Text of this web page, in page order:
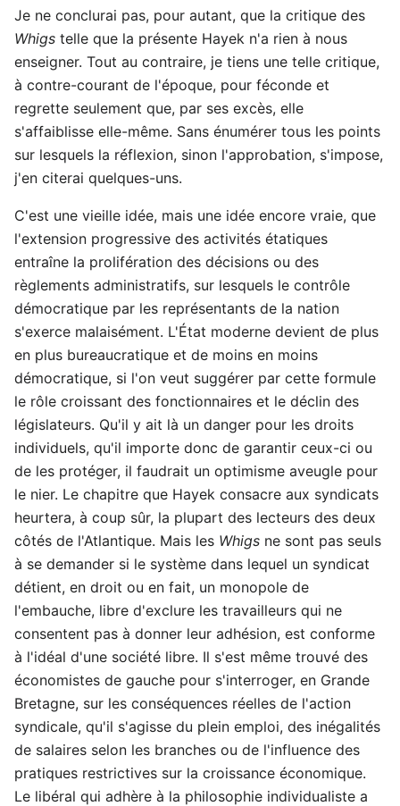
Je ne conclurai pas, pour autant, que la critique des
Whigs telle que la présente Hayek n'a rien à nous
enseigner. Tout au contraire, je tiens une telle critique,
à contre-courant de l'époque, pour féconde et
regrette seulement que, par ses excès, elle
s'affaiblisse elle-même. Sans énumérer tous les points
sur lesquels la réflexion, sinon l'approbation, s'impose,
j'en citerai quelques-uns.
C'est une vieille idée, mais une idée encore vraie, que
l'extension progressive des activités étatiques
entraîne la prolifération des décisions ou des
règlements administratifs, sur lesquels le contrôle
démocratique par les représentants de la nation
s'exerce malaisément. L'État moderne devient de plus
en plus bureaucratique et de moins en moins
démocratique, si l'on veut suggérer par cette formule
le rôle croissant des fonctionnaires et le déclin des
législateurs. Qu'il y ait là un danger pour les droits
individuels, qu'il importe donc de garantir ceux-ci ou
de les protéger, il faudrait un optimisme aveugle pour
le nier. Le chapitre que Hayek consacre aux syndicats
heurtera, à coup sûr, la plupart des lecteurs des deux
côtés de l'Atlantique. Mais les Whigs ne sont pas seuls
à se demander si le système dans lequel un syndicat
détient, en droit ou en fait, un monopole de
l'embauche, libre d'exclure les travailleurs qui ne
consentent pas à donner leur adhésion, est conforme
à l'idéal d'une société libre. Il s'est même trouvé des
économistes de gauche pour s'interroger, en Grande
Bretagne, sur les conséquences réelles de l'action
syndicale, qu'il s'agisse du plein emploi, des inégalités
de salaires selon les branches ou de l'influence des
pratiques restrictives sur la croissance économique.
Le libéral qui adhère à la philosophie individualiste a